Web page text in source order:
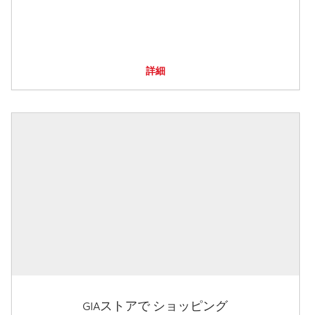
詳細
GIAストアで ショッピング